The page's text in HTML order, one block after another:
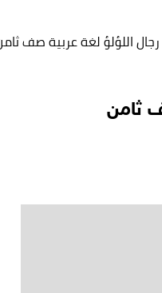
اللؤلؤ لغة عربية صف
ثامن